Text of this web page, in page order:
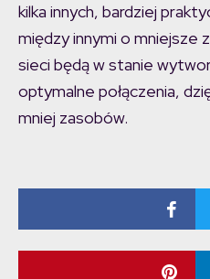
kilka innych, bardziej
między innymi o mniejsze
sieci będą w stanie
optymalne połączenia,
mniej zasobów.